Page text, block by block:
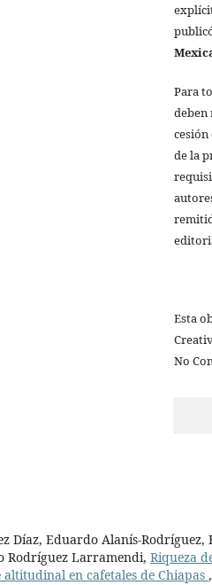
Para
deben
cesión
de la
Esta
No
Díaz, Eduardo Alanís-Rodríguez,
Rodríguez Larramendi, Riqueza
en cafetales de Chiapas ,